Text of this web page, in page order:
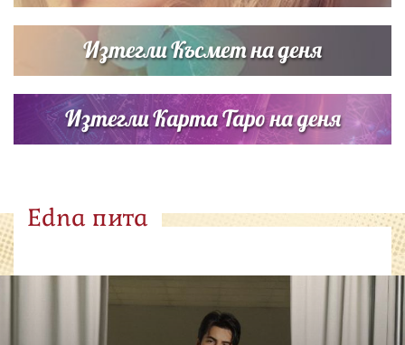
Изтегли Късмет на деня
Изтегли Карта Таро на деня
Edna пита